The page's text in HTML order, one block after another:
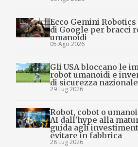
Ecco Gemini
di Google per bracci
umanoidi
05 Ago 2026
Gli USA bloccano le
robot umanoidi e
di sicurezza
29 Lug 2026
Robot, cobot o
AI dall’hype alla
guida agli
evitare in fabbrica
28 Lug 2026